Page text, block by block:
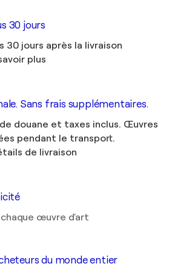
30 jours
30 jours après la livraison
plus
Sans frais supplémentaires.
douane et taxes inclus. Œuvres
pendant le transport.
de livraison
œuvre d'art
du monde entier